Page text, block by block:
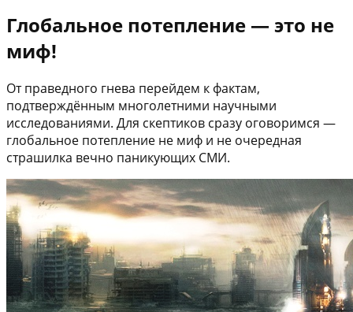
Глобальное потепление — это не
миф!
От праведного гнева перейдем к фактам,
подтверждённым многолетними научными
исследованиями. Для скептиков сразу оговоримся —
глобальное потепление не миф и не очередная
страшилка вечно паникующих СМИ.